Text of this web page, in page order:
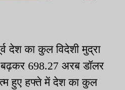
देश का कुल विदेशी मुद्रा
698.27 अरब डॉलर
हुए हफ्ते में देश का कुल